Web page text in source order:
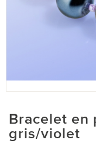
Bracelet en
gris/violet